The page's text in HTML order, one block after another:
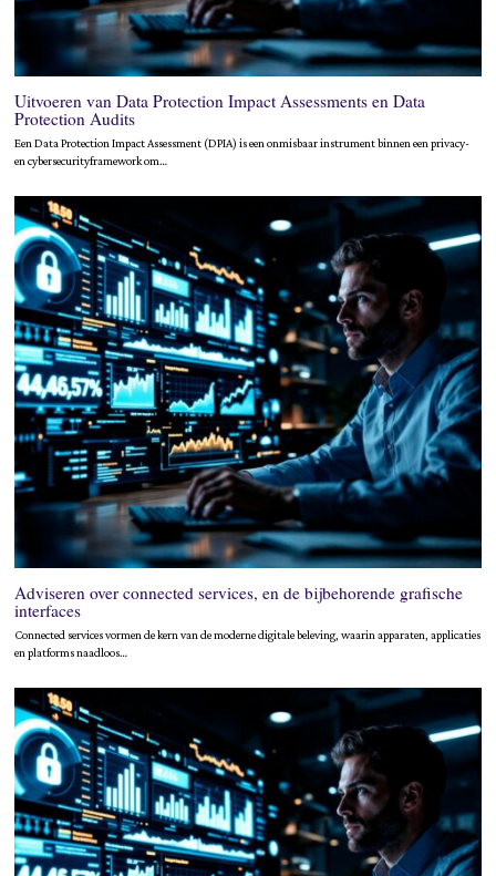
Uitvoeren van Data Protection Impact Assessments en Data
Protection Audits
Een Data Protection Impact Assessment (DPIA) is een onmisbaar instrument binnen een privacy-
en cybersecurityframework om…
Adviseren over connected services, en de bijbehorende grafische
interfaces
Connected services vormen de kern van de moderne digitale beleving, waarin apparaten, applicaties
en platforms naadloos…